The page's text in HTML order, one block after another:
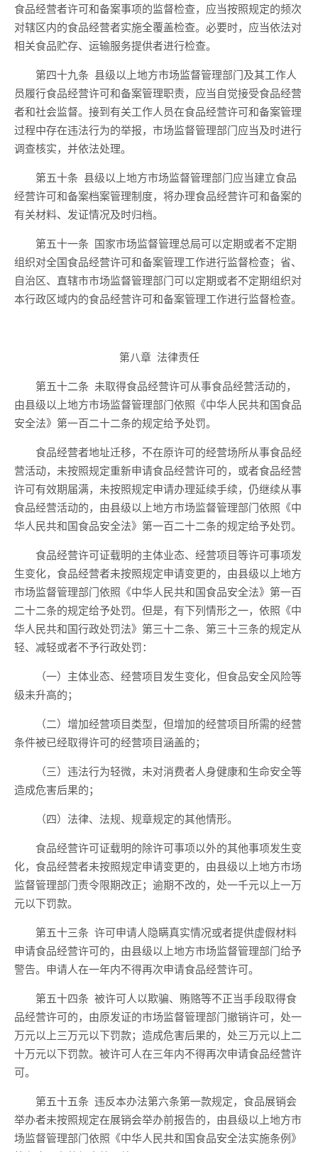
食品经营者许可和备案事项的监督检查，应当按照规定的频次
对辖区内的食品经营者实施全覆盖检查。必要时，应当依法对
相关食品贮存、运输服务提供者进行检查。
第四十九条 县级以上地方市场监督管理部门及其工作人
员履行食品经营许可和备案管理职责，应当自觉接受食品经营
者和社会监督。接到有关工作人员在食品经营许可和备案管理
过程中存在违法行为的举报， 市场监督管理部门应当及时进行
调查核实，并依法处理。
第五十条 县级以上地方市场监督管理部门应当建立食品
经营许可和备案档案管理制度，将办理食品经营许可和备案的
有关材料、发证情况及时归档。
第五十一条 国家市场监督管理总局可以定期或者不定期
组织对全国食品经营许可和备案管理工作进行监督检查；省、
自治区、直辖市市场监督管理部门可以定期或者不定期组织对
本行政区域内的食品经营许可和备案管理工作进行监督检查。
第八章 法律责任
第五十二条 未取得食品经营许可从事食品经营活动的，
由县级以上地方市场监督管理部门依照《中华人民共和国食品
安全法》第一百二十二条的规定给予处罚。
食品经营者地址迁移，不在原许可的经营场所从事食品经
营活动， 未按照规定重新申请食品经营许可的，或者食品经营
许可有效期届满，未按照规定申请办理延续手续，仍继续从事
食品经营活动的， 由县级以上地方市场监督管理部门依照《中
华人民共和国食品安全法》第一百二十二条的规定给予处罚。
食品经营许可证载明的主体业态、经营项目等许可事项发
生变化，食品经营者未按照规定申请变更的，由县级以上地方
市场监督管理部门依照《中华人民共和国食品安全法》第一百
二十二条的规定给予处罚。但是，有下列情形之一， 依照《中
华人民共和国行政处罚法》第三十二条、第三十三条的规定从
轻、减轻或者不予行政处罚：
（一）主体业态、经营项目发生变化， 但食品安全风险等
级未升高的；
（二） 增加经营项目类型，但增加的经营项目所需的经营
条件被已经取得许可的经营项目涵盖的；
（三） 违法行为轻微，未对消费者人身健康和生命安全等
造成危害后果的；
（四） 法律、法规、规章规定的其他情形。
食品经营许可证载明的除许可事项以外的其他事项发生变
化，食品经营者未按照规定申请变更的， 由县级以上地方市场
监督管理部门责令限期改正；逾期不改的，处一千元以上一万
元以下罚款。
第五十三条 许可申请人隐瞒真实情况或者提供虚假材料
申请食品经营许可的，由县级以上地方市场监督管理部门给予
警告。申请人在一年内不得再次申请食品经营许可。
第五十四条 被许可人以欺骗、贿赂等不正当手段取得食
品经营许可的，由原发证的市场监督管理部门撤销许可，处一
万元以上三万元以下罚款；造成危害后果的，处三万元以上二
十万元以下罚款。 被许可人在三年内不得再次申请食品经营许
可。
第五十五条 违反本办法第六条第一款规定， 食品展销会
举办者未按照规定在展销会举办前报告的，由县级以上地方市
场监督管理部门依照《中华人民共和国食品安全法实施条例》